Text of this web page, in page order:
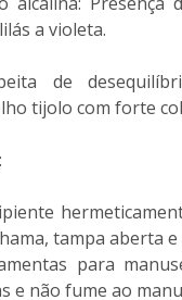
a violeta.
de
tijolo com forte
tampa aberta
para
e não fume ao